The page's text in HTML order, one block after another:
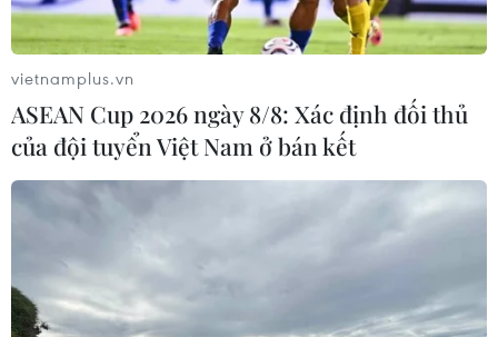
vietnamplus.vn
ASEAN Cup 2026 ngày 8/8: Xác định đối thủ
của đội tuyển Việt Nam ở bán kết